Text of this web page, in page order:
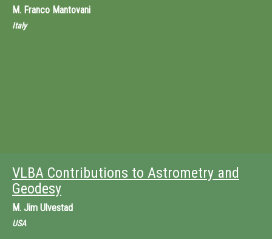
M. Franco Mantovani
Italy
VLBA Contributions to Astrometry and
Geodesy
M. Jim Ulvestad
USA